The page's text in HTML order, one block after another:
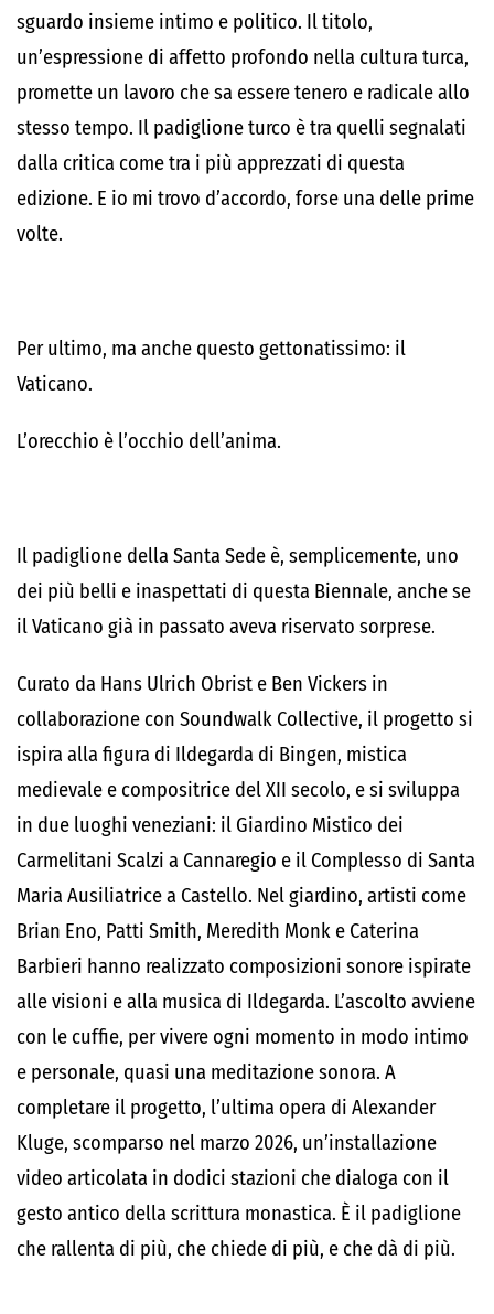
sguardo insieme intimo e politico. Il titolo,
un’espressione di affetto profondo nella cultura turca,
promette un lavoro che sa essere tenero e radicale allo
stesso tempo. Il padiglione turco è tra quelli segnalati
dalla critica come tra i più apprezzati di questa
edizione. E io mi trovo d’accordo, forse una delle prime
volte.
Per ultimo, ma anche questo gettonatissimo: il
Vaticano.
L’orecchio è l’occhio dell’anima.
Il padiglione della Santa Sede è, semplicemente, uno
dei più belli e inaspettati di questa Biennale, anche se
il Vaticano già in passato aveva riservato sorprese.
Curato da Hans Ulrich Obrist e Ben Vickers in
collaborazione con Soundwalk Collective, il progetto si
ispira alla figura di Ildegarda di Bingen, mistica
medievale e compositrice del XII secolo, e si sviluppa
in due luoghi veneziani: il Giardino Mistico dei
Carmelitani Scalzi a Cannaregio e il Complesso di Santa
Maria Ausiliatrice a Castello. Nel giardino, artisti come
Brian Eno, Patti Smith, Meredith Monk e Caterina
Barbieri hanno realizzato composizioni sonore ispirate
alle visioni e alla musica di Ildegarda. L’ascolto avviene
con le cuffie, per vivere ogni momento in modo intimo
e personale, quasi una meditazione sonora. A
completare il progetto, l’ultima opera di Alexander
Kluge, scomparso nel marzo 2026, un’installazione
video articolata in dodici stazioni che dialoga con il
gesto antico della scrittura monastica. È il padiglione
che rallenta di più, che chiede di più, e che dà di più.